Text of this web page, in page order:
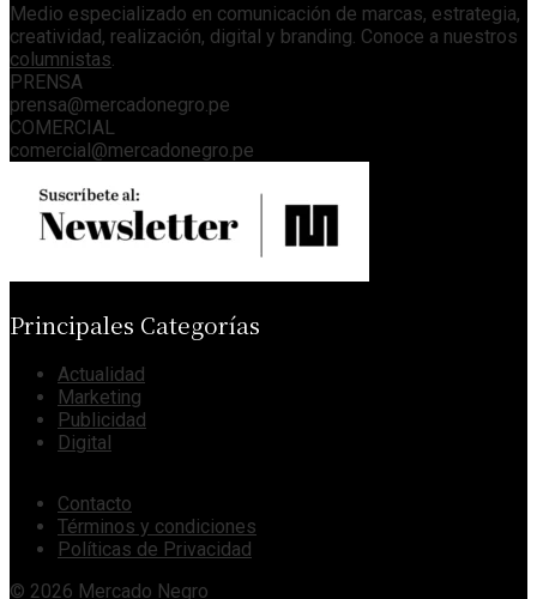
Medio especializado en comunicación de marcas, estrategia,
creatividad, realización, digital y branding. Conoce a nuestros
columnistas
PRENSA
prensa@mercadonegro.pe
COMERCIAL
comercial@mercadonegro.pe
Principales Categorías
Actualidad
Marketing
Publicidad
Digital
Contacto
Términos y condiciones
Políticas de Privacidad
© 2026 Mercado Negro